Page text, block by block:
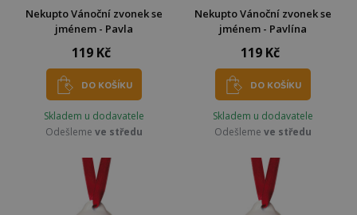
Nekupto Vánoční zvonek se
jménem - Pavla
119 Kč
DO KOŠÍKU
Skladem u dodavatele
Odešleme ve středu
Nekupto Vánoční zvonek se
jménem - Pavlína
119 Kč
DO KOŠÍKU
Skladem u dodavatele
Odešleme ve středu